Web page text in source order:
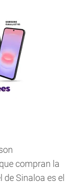
compran la
Sinaloa es el